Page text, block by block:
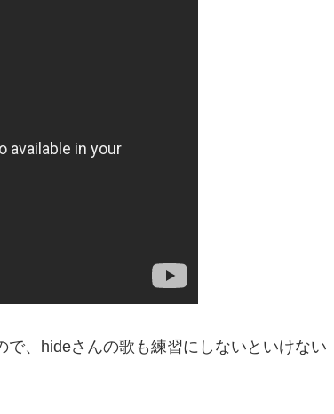
、hideさんの歌も練習にしないといけない